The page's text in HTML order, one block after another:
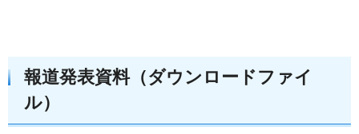
報道発表資料（ダウンロードファイ
ル）